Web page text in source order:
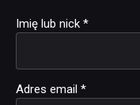
Imię lub nick *
Adres email *